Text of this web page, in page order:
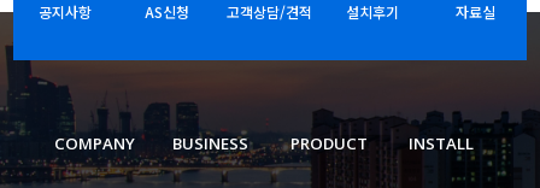
공지사항 AS신청 고객상담/견적 설치후기 자료실
COMPANY BUSINESS PRODUCT INSTALL